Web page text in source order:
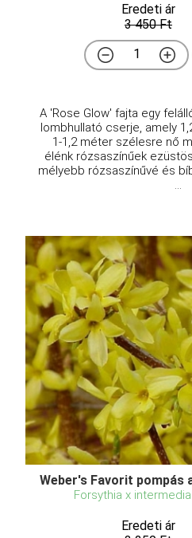
Eredeti ár
3 450 Ft
A 'Rose Glow' fajta egy
lombhullató cserje, amely
1-1,2 méter szélesre nő
élénk rózsaszínűek
mélyebb rózsaszínűvé és
Weber's Favorit pompás
Forsythia x
Eredeti ár